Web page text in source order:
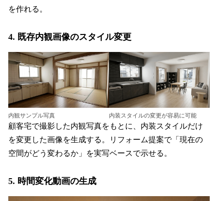
を作れる。
4. 既存内観画像のスタイル変更
内観サンプル写真 内装スタイルの変更が容易に可能
顧客宅で撮影した内観写真をもとに、内装スタイルだけ
を変更した画像を生成する。リフォーム提案で「現在の
空間がどう変わるか」を実写ベースで示せる。
5. 時間変化動画の生成